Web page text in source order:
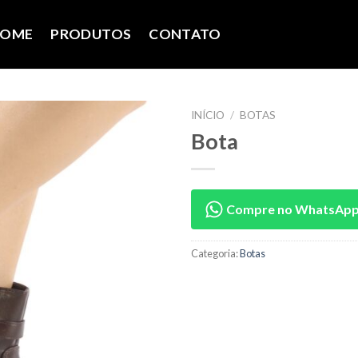
PRODUTOS CONTATO
INÍCIO / BOTAS
Bota
Compre no
Categoria:Botas